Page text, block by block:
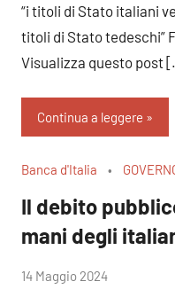
“i titoli di Stato italiani
titoli di Stato
Visualizza questo post
Continua a leggere
Banca d'Italia
Il debito
mani degli
di
14 Maggio 2024